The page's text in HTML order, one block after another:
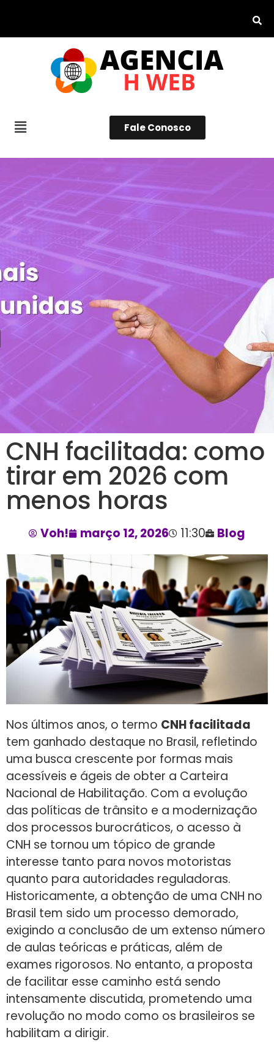
Fale Conosco
CNH facilitada: como
tirar em 2026 com
menos horas
Voh! março 12, 2026 11:30 Blog
Nos últimos anos, o termo CNH facilitada
tem ganhado destaque no Brasil, refletindo
uma busca crescente por formas mais
acessíveis e ágeis de obter a Carteira
Nacional de Habilitação. Com a evolução
das políticas de trânsito e a modernização
dos processos burocráticos, o acesso à
CNH se tornou um tópico de grande
interesse tanto para novos motoristas
quanto para autoridades reguladoras.
Historicamente, a obtenção de uma CNH no
Brasil tem sido um processo demorado,
exigindo a conclusão de um extenso número
de aulas teóricas e práticas, além de
exames rigorosos. No entanto, a proposta
de facilitar esse caminho está sendo
intensamente discutida, prometendo uma
revolução no modo como os brasileiros se
habilitam a dirigir.